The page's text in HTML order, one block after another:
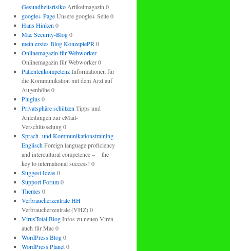
GesundheitsrisikoArtikelmagazin 0
google+ PageUnsere google+ Seite 0
Hans Hinken 0
Mac Security-Blog0
mein erstes Blog KonzeptePR 0
Onlinemagazin für Webworker
Onlinemagazin für Webworker 0
PatientenkompetenzInformationen für
die Kommunikation mit dem Arzt auf
Augenhöhe 0
Plugins0
Privatsphäre schützen Tipps und
Anleitungen zur eMail-
Verschlüsselung 0
Sprach- und Kommunikationstraining
EnglischForeign language proficiency
and intercultural competence – the
key to international success! 0
Suggest Ideas0
Support Forum0
Themes0
Verbraucherzentrale HH
Verbraucherzentrale (VHZ) 0
VirusTotal BlogInfos zu neuen Viren
auch für Mac 0
WordPress Blog0
WordPress Planet0